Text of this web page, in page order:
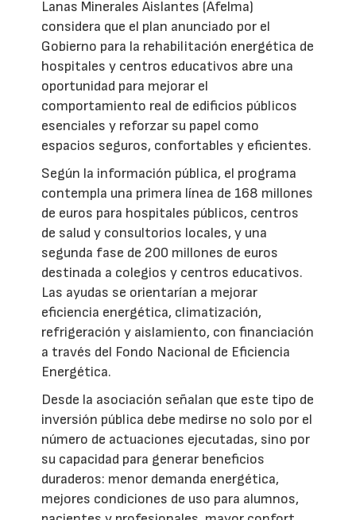
Lanas Minerales Aislantes (Afelma)
considera que el plan anunciado por el
Gobierno para la rehabilitación energética de
hospitales y centros educativos abre una
oportunidad para mejorar el
comportamiento real de edificios públicos
esenciales y reforzar su papel como
espacios seguros, confortables y eficientes.
Según la información pública, el programa
contempla una primera línea de 168 millones
de euros para hospitales públicos, centros
de salud y consultorios locales, y una
segunda fase de 200 millones de euros
destinada a colegios y centros educativos.
Las ayudas se orientarían a mejorar
eficiencia energética, climatización,
refrigeración y aislamiento, con financiación
a través del Fondo Nacional de Eficiencia
Energética.
Desde la asociación señalan que este tipo de
inversión pública debe medirse no solo por el
número de actuaciones ejecutadas, sino por
su capacidad para generar beneficios
duraderos: menor demanda energética,
mejores condiciones de uso para alumnos,